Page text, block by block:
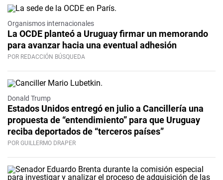
Organismos internacionales
La OCDE planteó a Uruguay firmar un memorando
para avanzar hacia una eventual adhesión
POR REDACCIÓN BÚSQUEDA
Donald Trump
Estados Unidos entregó en julio a Cancillería una
propuesta de “entendimiento” para que Uruguay
reciba deportados de “terceros países”
POR GUILLERMO DRAPER